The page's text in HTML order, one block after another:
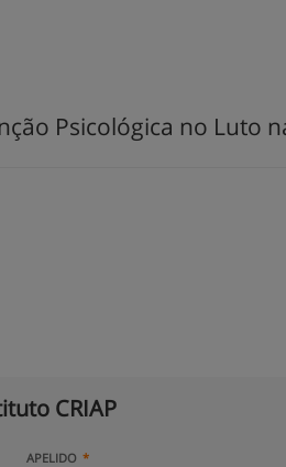
Psicológica no Luto
CRIAP
APELIDO